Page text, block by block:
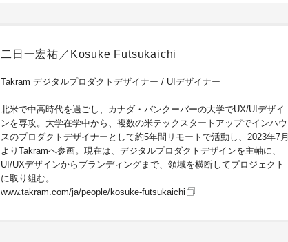
二日一宏祐／Kosuke Futsukaichi
Takram デジタルプロダクトデザイナー / UIデザイナー
北米で中高時代を過ごし、カナダ・バンクーバーの大学でUX/UIデザイ
ンを専攻。大学在学中から、複数の米テックスタートアップでインハウ
スのプロダクトデザイナーとして約5年間リモートで活動し、2023年7月
よりTakramへ参画。現在は、デジタルプロダクトデザインを主軸に、
UI/UXデザインからブランディングまで、領域を横断してプロジェクト
に取り組む。
www.takram.com/ja/people/kosuke-futsukaichi